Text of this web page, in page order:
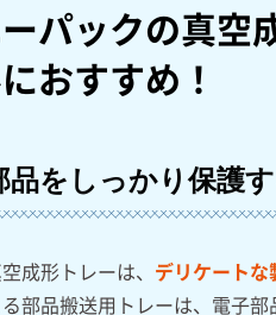
パックの真空
おすすめ！
をしっかり保護
成形トレーは、 デリケート
部品搬送用トレーは、電子